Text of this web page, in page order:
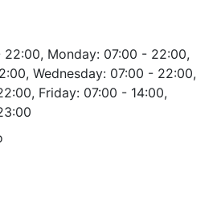
22:00, Monday: 07:00 - 22:00,
Wednesday: 07:00 - 22:00,
Friday: 07:00 - 14:00,